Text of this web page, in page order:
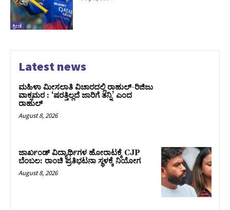
ಕ್ರೀಡೆ
Latest news
ಮಹಿಳಾ ಮೀಸಲಾತಿ ವಿಚಾರದಲ್ಲಿ ರಾಹುಲ್‌-ರಿಜಿಜು
ವಾಕ್ಸಮರ : ‘ಷರತ್ತಿಲ್ಲದೆ ಜಾರಿಗೆ ತನ್ನಿ’ ಎಂದ
ರಾಹುಲ್‌
August 8, 2026
ಜಾರ್ಖಂಡ್‌ ವಿದ್ಯಾರ್ಥಿಗಳ ಹೋರಾಟಕ್ಕೆ CJP
ಬೆಂಬಲ: ರಾಂಚಿ ಪ್ರತಿಭಟನಾ ಸ್ಥಳಕ್ಕೆ ನಿಯೋಗ
August 8, 2026